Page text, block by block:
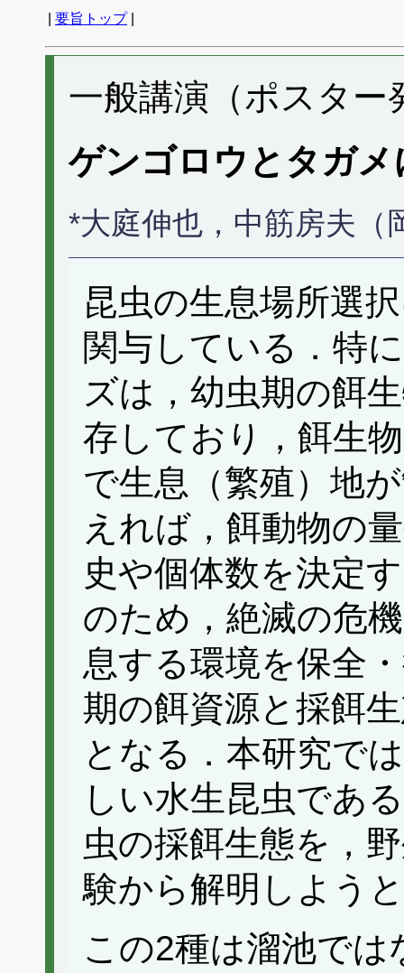
要旨トップ|
一般講演（ポスター
ゲンゴロウとタガ
*大庭伸也，中筋房夫（
昆虫の生息場所選
関与している．特
ズは，幼虫期の餌
存しており，餌生
で生息（繁殖）地
えれば，餌動物の
史や個体数を決定
のため，絶滅の危
息する環境を保全
期の餌資源と採餌
となる．本研究で
しい水生昆虫であ
虫の採餌生態を，
験から解明しよう
この2種は溜池で